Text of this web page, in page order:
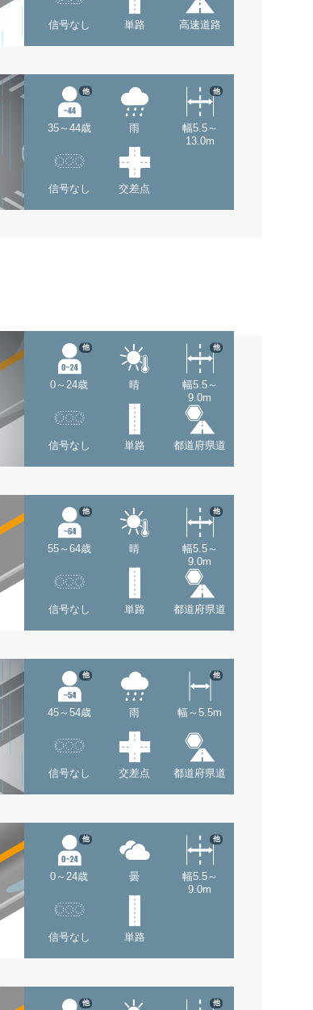
信号なし 単路 高速道路
35～44歳
他
雨
幅5.5～
13.0m
他
信号なし 交差点
0～24歳
他
晴
幅5.5～
9.0m
他
信号なし 単路 都道府県道
55～64歳
他
晴
幅5.5～
9.0m
他
信号なし 単路 都道府県道
45～54歳
他
雨 幅～5.5m
他
信号なし 交差点 都道府県道
0～24歳
他
曇
幅5.5～
9.0m
他
信号なし 単路
他 他